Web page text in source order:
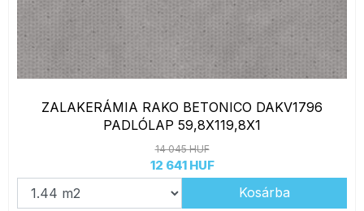
ZALAKERÁMIA RAKO BETONICO DAKV1796
PADLÓLAP 59,8X119,8X1
14 045 HUF
12 641 HUF
Kosárba